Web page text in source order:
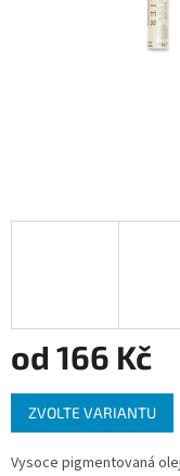
od 166 Kč
Měrná
cena:
ZVOLTE VARIANTU
Vysoce pigmentovaná